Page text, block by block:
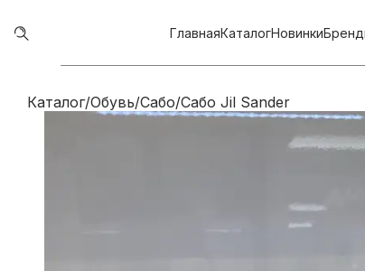
ГлавнаяКаталогНовинки
Каталог/Обувь/Сабо/Сабо Jil Sander